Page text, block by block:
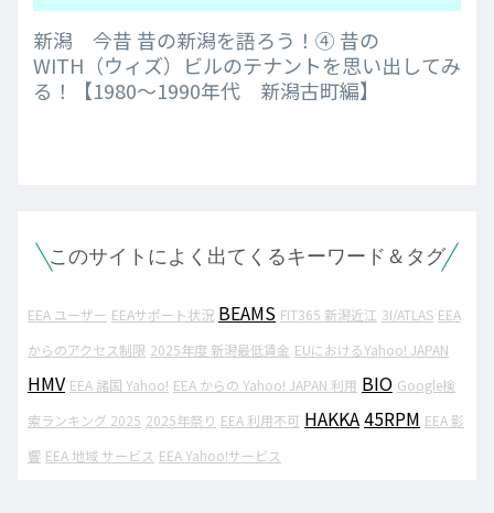
新潟 今昔 昔の新潟を語ろう！④ 昔の
WITH（ウィズ）ビルのテナントを思い出してみ
る！【1980～1990年代 新潟古町編】
このサイトによく出てくるキーワード＆タグ
EEA ユーザー EEAサポート状況 BEAMS FIT365 新潟近江 3I/ATLAS EEA
からのアクセス制限 2025年度 新潟最低賃金 EUにおけるYahoo! JAPAN
HMV EEA 諸国 Yahoo! EEA からの Yahoo! JAPAN 利用 BIO Google検
索ランキング 2025 2025年祭り EEA 利用不可 HAKKA45RPM EEA 影
響 EEA 地域 サービス EEA Yahoo!サービス